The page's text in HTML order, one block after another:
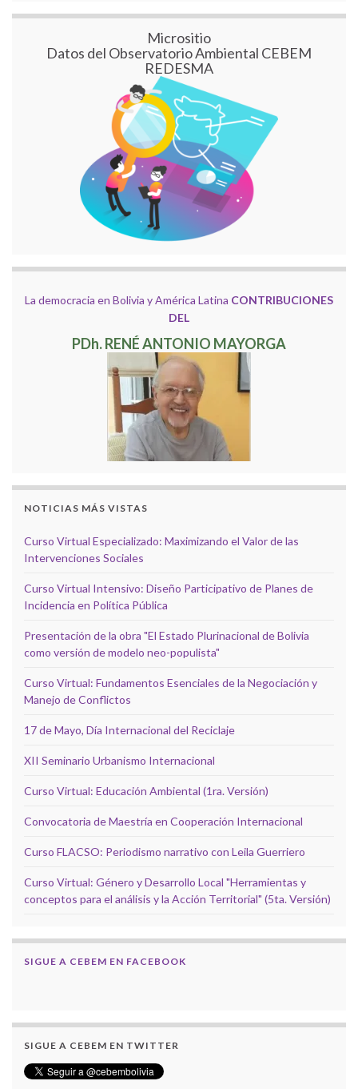
Micrositio
Datos del Observatorio Ambiental CEBEM
REDESMA
La democracia en Bolivia y América Latina CONTRIBUCIONES
DEL
PDh. RENÉ ANTONIO MAYORGA
NOTICIAS MÁS VISTAS
Curso Virtual Especializado: Maximizando el Valor de las
Intervenciones Sociales
Curso Virtual Intensivo: Diseño Participativo de Planes de
Incidencia en Política Pública
Presentación de la obra "El Estado Plurinacional de Bolivia
como versión de modelo neo-populista"
Curso Virtual: Fundamentos Esenciales de la Negociación y
Manejo de Conflictos
17 de Mayo, Día Internacional del Reciclaje
XII Seminario Urbanismo Internacional
Curso Virtual: Educación Ambiental (1ra. Versión)
Convocatoria de Maestría en Cooperación Internacional
Curso FLACSO: Periodismo narrativo con Leila Guerriero
Curso Virtual: Género y Desarrollo Local "Herramientas y
conceptos para el análisis y la Acción Territorial" (5ta. Versión)
SIGUE A CEBEM EN FACEBOOK
SIGUE A CEBEM EN TWITTER